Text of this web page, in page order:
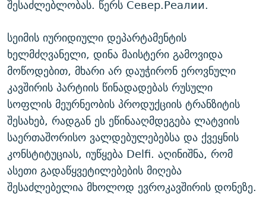
შესაძლებლობას. წერს Север.Реалии.
სეიმის იურიდიული დეპარტამენტის
ხელმძღვანელი, დინა მაისტერი გამოვიდა
მოწოდებით, მხარი არ დაუჭირონ ეროვნული
კავშირის პარტიის წინადადებას რუსული
სოფლის მეურნეობის პროდუქციის ტრანზიტის
შესახებ, რადგან ეს ეწინააღმდეგება ლატვიის
საერთაშორისო ვალდებულებებსა და ქვეყნის
კონსტიტუციას, იუწყება Delfi. აღინიშნა, რომ
ასეთი გადაწყვეტილებების მიღება
შესაძლებელია მხოლოდ ევროკავშირის დონეზე.